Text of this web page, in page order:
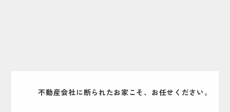
不動産会社に断られたお家こそ、お任せください。